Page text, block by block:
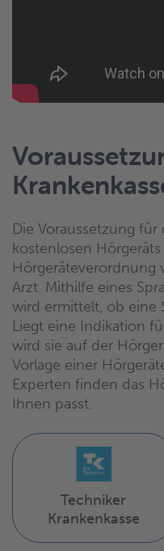
Die Voraussetzung für
kostenlosen
Arzt. Mithilfe eines
wird ermittelt, ob eine
Liegt eine Indikation
wird sie auf der
Vorlage einer
Experten finden das
Ihnen passt.
Techniker
Krankenkasse